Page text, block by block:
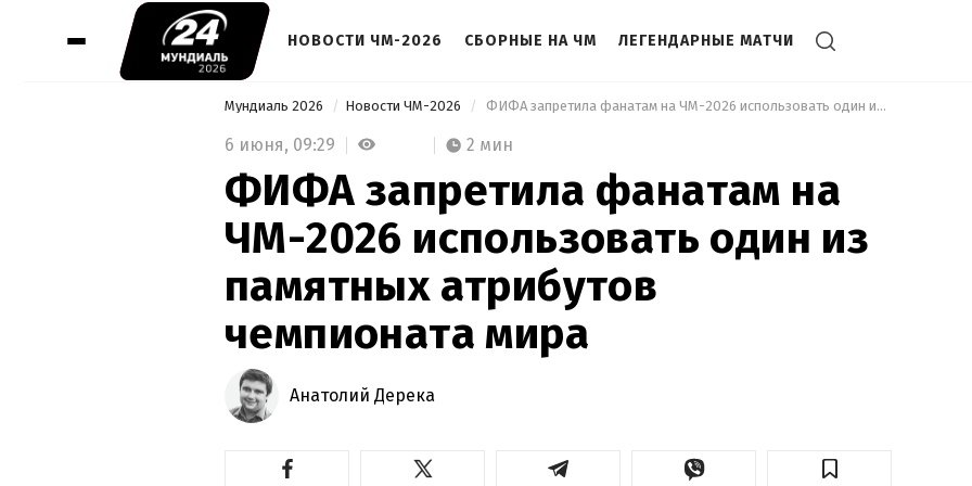
НОВОСТИ ЧМ-2026 СБОРНЫЕ НА ЧМ ЛЕГЕНДАРНЫЕ МАТЧИ
Мундиаль 2026 Новости ЧМ-2026 ФИФА запретила фанатам на ЧМ-2026 использовать один из памятных атрибутов чемпионата мира
6 июня, 09:29 2 мин
ФИФА запретила фанатам на
ЧМ-2026 использовать один из
памятных атрибутов
чемпионата мира
Анатолий Дерека